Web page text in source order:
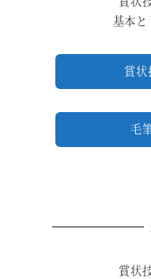
基本
賞
毛
賞状